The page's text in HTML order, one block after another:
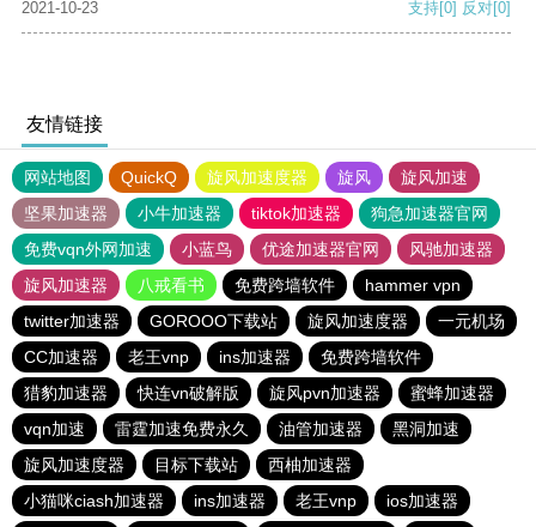
2021-10-23 支持[0] 反对[0]
友情链接
网站地图 QuickQ 旋风加速度器 旋风
旋风加速
坚果加速器
小牛加速器 tiktok加速器
狗急加速器官网
免费vqn外网加速
小蓝鸟 优途加速器官网
风驰加速器
旋风加速器
八戒看书 免费跨墙软件
hammer vpn
twitter加速器
GOROOO下载站 旋风加速度器
一元机场
CC加速器
老王vnp ins加速器
免费跨墙软件
猎豹加速器
快连vn破解版 旋风pvn加速器
蜜蜂加速器
vqn加速
雷霆加速免费永久 油管加速器
黑洞加速
旋风加速度器
目标下载站
西柚加速器
小猫咪ciash加速器
ins加速器 老王vnp ios加速器